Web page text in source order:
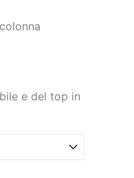
e del top in